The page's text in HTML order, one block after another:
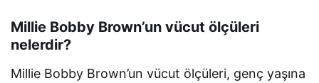
Millie Bobby Brown’un vücut ölçüleri
nelerdir?
Millie Bobby Brown’un vücut ölçüleri, genç yaşına